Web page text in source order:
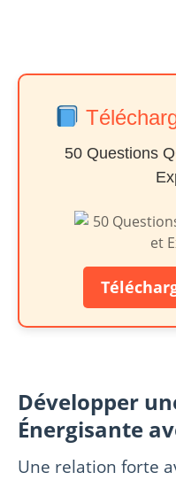
50 Questions
Développer
Énergisante
Une relation forte